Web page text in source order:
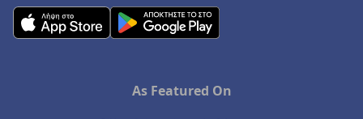
As Featured On